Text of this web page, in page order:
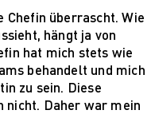
Chefin überrascht. Wie
hängt ja von
hat mich stets wie
behandelt und mich
zu sein. Diese
nicht. Daher war mein